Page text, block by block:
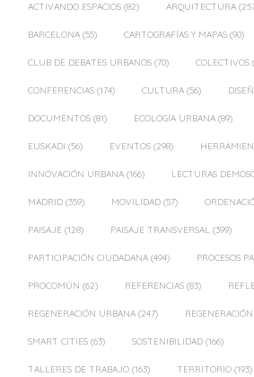
ACTIVANDO ESPACIOS (82) ARQUITECTURA
BARCELONA (55) CARTOGRAFÍAS Y MAPAS (90)
CLUB DE DEBATES URBANOS (70) COLECTIVOS
CONFERENCIAS (174) CULTURA (56)
DOCUMENTOS (81) ECOLOGÍA URBANA (89)
EUSKADI (56) EVENTOS (298)
INNOVACIÓN URBANA (166) LECTURAS
MADRID (359) MOVILIDAD (57)
PAISAJE (128) PAISAJE TRANSVERSAL (399)
PARTICIPACIÓN CIUDADANA (494) PROCESOS
PROCOMÚN (62) REFERENCIAS (83)
REGENERACIÓN URBANA (247)
SMART CITIES (63) SOSTENIBILIDAD (166)
TALLERES DE TRABAJO (163) TERRITORIO (193)